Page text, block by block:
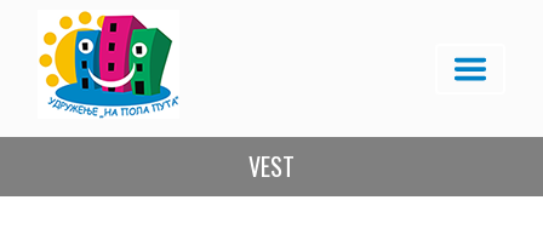
VEST